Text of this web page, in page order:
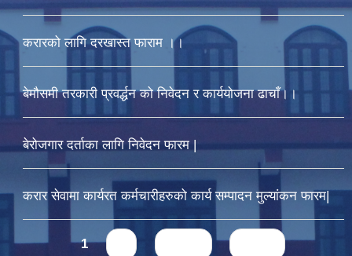
करारको लागि दरखास्त फाराम ।।
बेमौसमी तरकारी प्रवर्द्धन को निवेदन र कार्ययोजना ढाचाँ।।
बेरोजगार दर्ताका लागि निवेदन फारम |
करार सेवामा कार्यरत कर्मचारीहरुको कार्य सम्पादन मुल्यांकन फारम|
Pages1